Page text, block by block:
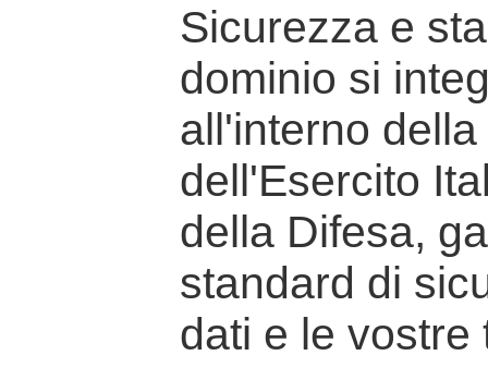
Sicurezza e
dominio si
all'interno
dell'Esercito
della Difesa,
standard di
dati e le vostre